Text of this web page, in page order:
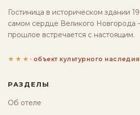
Гостиница в историческом здании
самом сердце Великого Новгорода
прошлое встречается с настоящим.
★★★ · объект культурного наследия
РАЗДЕЛЫ
Об отеле